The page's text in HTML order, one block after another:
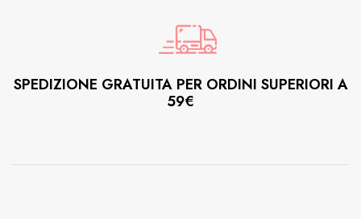
SPEDIZIONE GRATUITA PER ORDINI SUPERIORI A
59€